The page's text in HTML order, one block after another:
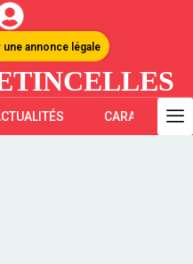
une annonce légale
CARAÏBES